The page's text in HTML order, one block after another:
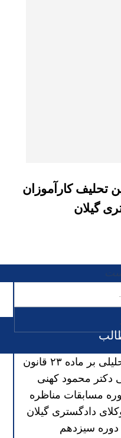
تحلیف کارآموزان
گیلان
ویدیوی دوره آموزشی «تحلیلی بر ماده ۲۳ قانون
دکتر محمود کهنی
مسابقات مناظره
دادگستری گیلان